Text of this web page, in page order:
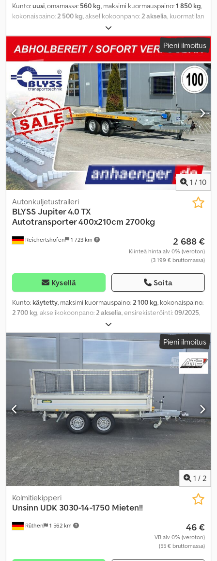
Kunto:uusi, omamassa: 560 kg, maksimi kuormauspaino:1 850 kg,
kokonaispaino:2 500 kg, akselikokoonpano:2 akselia, kuormatilan
, lastitilan leveys:1 850 mm
350 mm, kuormatilan tilavuus:3,1 m³, väri:harmaa,
rakennuskorkeus:1 000 mm , työleveys:1 913 mm, Pieni ilmoitus
1 / 10
Reichertshofen 1 723 km
Autonkuljetustraileri
BLYSSJupiter 4.0 TX
Autotransporter 400x210cm 2700kg
2 688 €
Kiinteä hinta alv 0% (veroton)
(3 199 € bruttomassa)
Kysellä Soita
Kunto: käytetty, maksimi kuormauspaino: 2 100 kg, kokonaispaino:
2 700 kg , akselikokoonpano: 2 akselia , ensirekisteröinti:09/2025
09/2026
lastitilan leveys:2 100 mm,
Pieni ilmoitus
1 / 2
Rüthen 1 562 km
Kolmitiekipperi
Unsinn UDK 3030-14-1750 Mieten!!
46 €
VB alv 0% (veroton)
(55 € bruttomassa)